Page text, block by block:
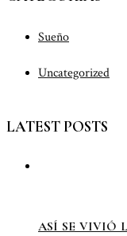
Sueño
Uncategorized
LATEST POSTS
ASÍ SE VIVIÓ